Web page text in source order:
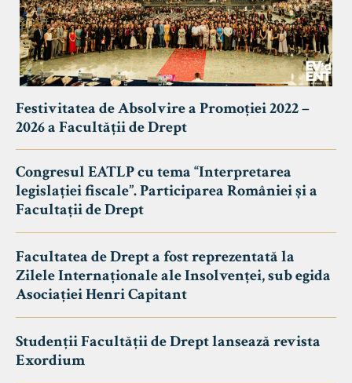
Festivitatea de Absolvire a Promoției 2022 –
2026 a Facultății de Drept
Congresul EATLP cu tema “Interpretarea
legislației fiscale”. Participarea României și a
Facultații de Drept
Facultatea de Drept a fost reprezentată la
Zilele Internaționale ale Insolvenței, sub egida
Asociației Henri Capitant
Studenții Facultății de Drept lansează revista
Exordium